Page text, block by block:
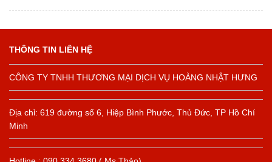
THÔNG TIN LIÊN HỆ
CÔNG TY TNHH THƯƠNG MẠI DỊCH VỤ HOÀNG NHẬT HƯNG
Địa chỉ: 619 đường số 6, Hiệp Bình Phước, Thủ Đức, TP Hồ Chí
Minh